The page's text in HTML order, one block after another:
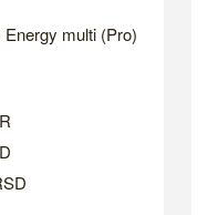
multi (Pro)